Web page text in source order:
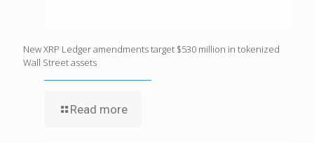
New XRP Ledger amendments target $530 million in tokenized
Wall Street assets
Read more